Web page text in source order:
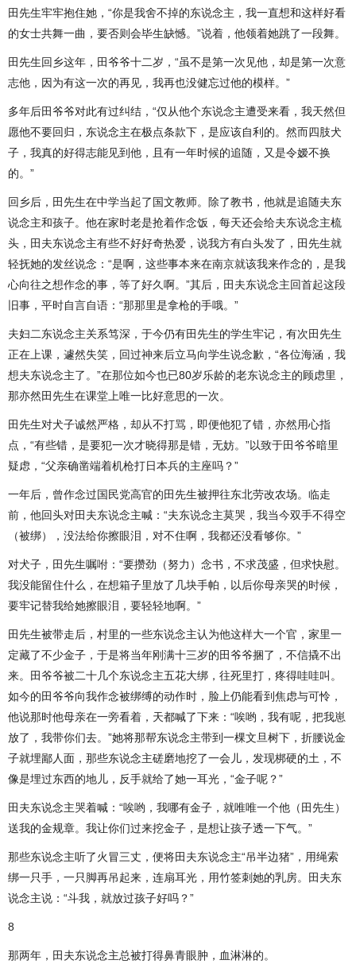
田先生牢牢抱住她，“你是我舍不掉的东说念主，我一直想和这样好看
的女士共舞一曲，要否则会毕生缺憾。”说着，他领着她跳了一段舞。
田先生回乡这年，田爷爷十二岁，“虽不是第一次见他，却是第一次意
志他，因为有这一次的再见，我再也没健忘过他的模样。”
多年后田爷爷对此有过纠结，“仅从他个东说念主遭受来看，我天然但
愿他不要回归，东说念主在极点条款下，是应该自利的。然而四肢犬
子，我真的好得志能见到他，且有一年时候的追随，又是令嫒不换
的。”
回乡后，田先生在中学当起了国文教师。除了教书，他就是追随夫东
说念主和孩子。他在家时老是抢着作念饭，每天还会给夫东说念主梳
头，田夫东说念主有些不好好奇热爱，说我方有白头发了，田先生就
轻抚她的发丝说念：“是啊，这些事本来在南京就该我来作念的，是我
心向往之想作念的事，等了好久啊。”其后，田夫东说念主回首起这段
旧事，平时自言自语：“那那里是拿枪的手哦。”
夫妇二东说念主关系笃深，于今仍有田先生的学生牢记，有次田先生
正在上课，遽然失笑，回过神来后立马向学生说念歉，“各位海涵，我
想夫东说念主了。”在那位如今也已80岁乐龄的老东说念主的顾虑里，
那亦然田先生在课堂上唯一比好意思的一次。
田先生对犬子诚然严格，却从不打骂，即便他犯了错，亦然用心指
点，“有些错，是要犯一次才晓得那是错，无妨。”以致于田爷爷暗里
疑虑，“父亲确凿端着机枪打日本兵的主座吗？”
一年后，曾作念过国民党高官的田先生被押往东北劳改农场。临走
前，他回头对田夫东说念主喊：“夫东说念主莫哭，我当今双手不得空
（被绑），没法给你擦眼泪，对不住啊，我都还没看够你。”
对犬子，田先生嘱咐：“要攒劲（努力）念书，不求茂盛，但求快慰。
我没能留住什么，在想箱子里放了几块手帕，以后你母亲哭的时候，
要牢记替我给她擦眼泪，要轻轻地啊。”
田先生被带走后，村里的一些东说念主认为他这样大一个官，家里一
定藏了不少金子，于是将当年刚满十三岁的田爷爷捆了，不信撬不出
来。田爷爷被二十几个东说念主五花大绑，往死里打，疼得哇哇叫。
如今的田爷爷向我作念被绑缚的动作时，脸上仍能看到焦虑与可怜，
他说那时他母亲在一旁看着，天都喊了下来：“唉哟，我有呢，把我崽
放了，我带你们去。”她将那帮东说念主带到一棵文旦树下，折腰说金
子就埋鄙人面，那些东说念主磋磨地挖了一会儿，发现梆硬的土，不
像是埋过东西的地儿，反手就给了她一耳光，“金子呢？”
田夫东说念主哭着喊：“唉哟，我哪有金子，就唯唯一个他（田先生）
送我的金规章。我让你们过来挖金子，是想让孩子透一下气。”
那些东说念主听了火冒三丈，便将田夫东说念主“吊半边猪”，用绳索
绑一只手，一只脚再吊起来，连扇耳光，用竹签刺她的乳房。田夫东
说念主说：“斗我，就放过孩子好吗？”
8
那两年，田夫东说念主总被打得鼻青眼肿，血淋淋的。